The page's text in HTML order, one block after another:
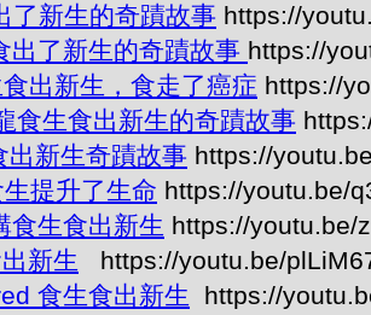
了新生的奇蹟故事 https://
出了新生的奇蹟故事 https://
出新生，食走了癌症 https://
食生食出新生的奇蹟故事
出新生奇蹟故事 https://
提升了生命 https://youtu.be/
食生食出新生 https://youtu.be/
新生 https://youtu.be/
食生食出新生 https://